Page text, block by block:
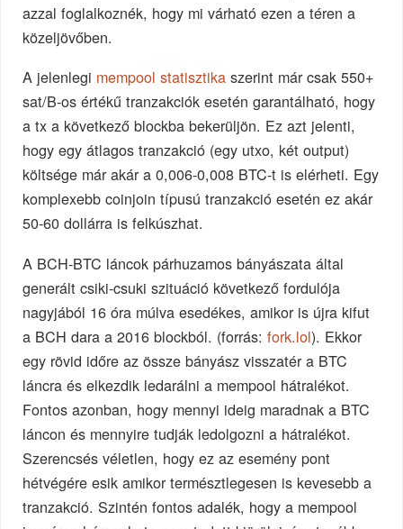
azzal foglalkoznék, hogy mi várható ezen a téren a
közeljövőben.
A jelenlegi mempool statisztika szerint már csak 550+
sat/B-os értékű tranzakciók esetén garantálható, hogy
a tx a következő blockba bekerüljön. Ez azt jelenti,
hogy egy átlagos tranzakció (egy utxo, két output)
költsége már akár a 0,006-0,008 BTC-t is elérheti. Egy
komplexebb coinjoin típusú tranzakció esetén ez akár
50-60 dollárra is felkúszhat.
A BCH-BTC láncok párhuzamos bányászata által
generált csiki-csuki szituáció következő fordulója
nagyjából 16 óra múlva esedékes, amikor is újra kifut
a BCH dara a 2016 blockból. (forrás:fork.lol). Ekkor
egy rövid időre az össze bányász visszatér a BTC
láncra és elkezdik ledarálni a mempool hátralékot.
Fontos azonban, hogy mennyi ideig maradnak a BTC
láncon és mennyire tudják ledolgozni a hátralékot.
Szerencsés véletlen, hogy ez az esemény pont
hétvégére esik amikor természtlegesen is kevesebb a
tranzakció. Szintén fontos adalék, hogy a mempool